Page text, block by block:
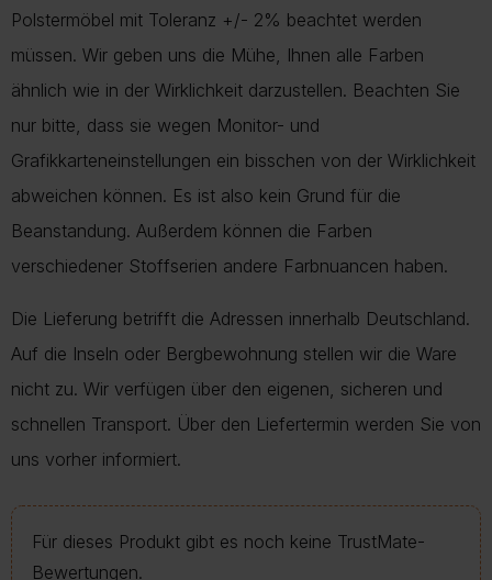
Polstermöbel mit Toleranz +/- 2% beachtet werden
müssen. Wir geben uns die Mühe, Ihnen alle Farben
ähnlich wie in der Wirklichkeit darzustellen. Beachten Sie
nur bitte, dass sie wegen Monitor- und
Grafikkarteneinstellungen ein bisschen von der Wirklichkeit
abweichen können. Es ist also kein Grund für die
Beanstandung. Außerdem können die Farben
verschiedener Stoffserien andere Farbnuancen haben.
Die Lieferung betrifft die Adressen innerhalb Deutschland.
Auf die Inseln oder Bergbewohnung stellen wir die Ware
nicht zu. Wir verfügen über den eigenen, sicheren und
schnellen Transport. Über den Liefertermin werden Sie von
uns vorher informiert.
Für dieses Produkt gibt es noch keine TrustMate-
Bewertungen.